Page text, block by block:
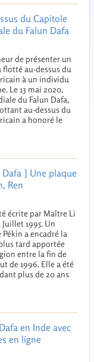
du Capitole
du Falun Dafa
de présenter un
flotté au-dessus du
à un individu
Le 13 mai 2020,
du Falun Dafa,
au-dessus du
a honoré le
] Une plaque
Ren
écrite par Maître Li
1995. Un
a encadré la
tard apportée
entre la fin de
de 1996. Elle a été
plus de 20 ans
en Inde avec
en ligne